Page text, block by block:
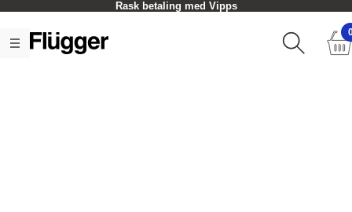
Rask betaling med Vipps